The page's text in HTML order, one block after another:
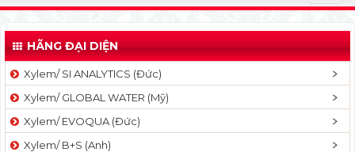
o
g
l
v
HÃNG ĐẠI DIỆN
Xylem/ SI ANALYTICS (Đức)
Xylem/ GLOBAL WATER (Mỹ)
Xylem/ EVOQUA (Đức)
Xylem/ B+S (Anh)